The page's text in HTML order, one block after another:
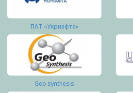
ПАТ «Укрнафта»
Geo synthesis